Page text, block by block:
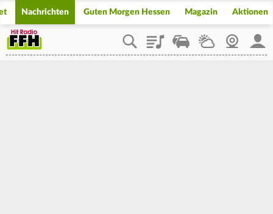
Nachrichten Guten Morgen Hessen Magazin Aktionen
PlaylistStaupilotWetterWebcam